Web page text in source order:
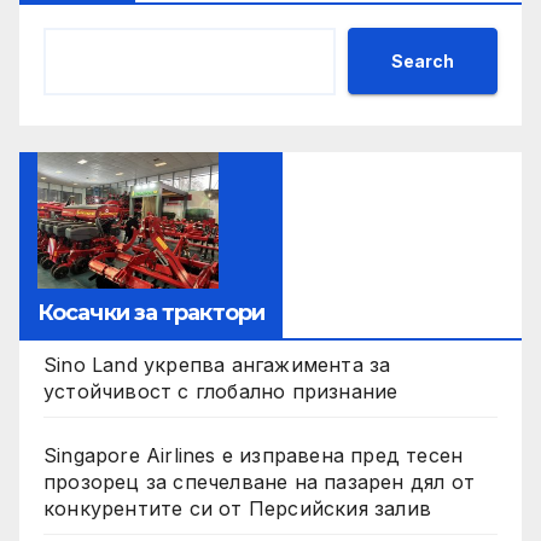
Search
Косачки за трактори
Sino Land укрепва ангажимента за
устойчивост с глобално признание
Singapore Airlines е изправена пред тесен
прозорец за спечелване на пазарен дял от
конкурентите си от Персийския залив